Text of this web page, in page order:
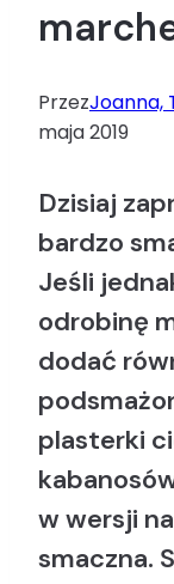
PrzezJoanna,
maja 2019
Dzisiaj
bardzo
Jeśli
odrobinę
dodać
plasterki
w wersji
smaczna.